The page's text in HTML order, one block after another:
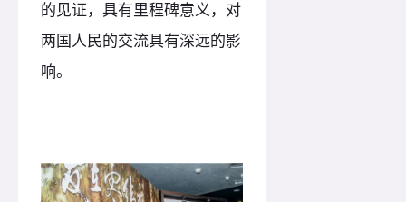
的见证，具有里程碑意义，对
两国人民的交流具有深远的影
响。